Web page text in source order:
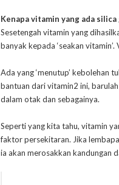
Kenapa vitamin yang ada
Sesetengah vitamin yang
banyak kepada ‘seakan
Ada yang ‘menutup’ kebolehan
bantuan dari vitamin2 ini,
dalam otak dan sebagainya.
Seperti yang kita tahu, vitamin
faktor persekitaran. Jika
ia akan merosakkan kandungan